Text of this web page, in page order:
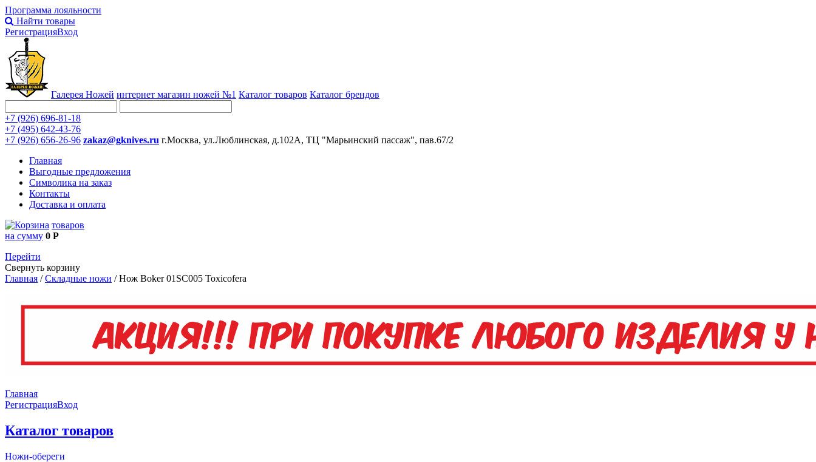
Программа лояльности
Найти товары
РегистрацияВход
Галерея Ножей интернет магазин ножей №1 Каталог товаров Каталог брендов
+7 (926) 696-81-18
+7 (495) 642-43-76
+7 (926) 656-26-96 zakaz@gknives.ru г.Москва, ул.Люблинская, д.102А, ТЦ "Марьинский пассаж", пав.67/2
Главная
Выгодные предложения
Символика на заказ
Контакты
Доставка и оплата
товаров
на сумму 0 Р
Перейти
Свернуть корзину
Главная /Складные ножи /Нож Boker 01SC005 Toxicofera
Главная
РегистрацияВход
Каталог товаров
Ножи-обереги